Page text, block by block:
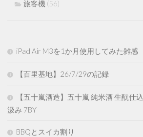
旅客機 (56)
iPad Air M3を1か月使用してみた雑感
【百里基地】26/7/29の記録
【五十嵐酒造】五十嵐 純米酒 生酛仕
汲み 7BY
BBQとスイカ割り